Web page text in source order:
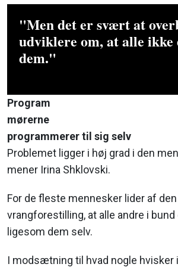
"Men det er svært at
udviklere om, at alle ikke
dem."
Program
mørerne
programmerer til sig selv
Problemet ligger i høj grad i den
mener Irina Shklovski.
For de fleste mennesker lider af
vrangforestilling, at alle andre i bund
ligesom dem selv.
I modsætning til hvad nogle hvisker